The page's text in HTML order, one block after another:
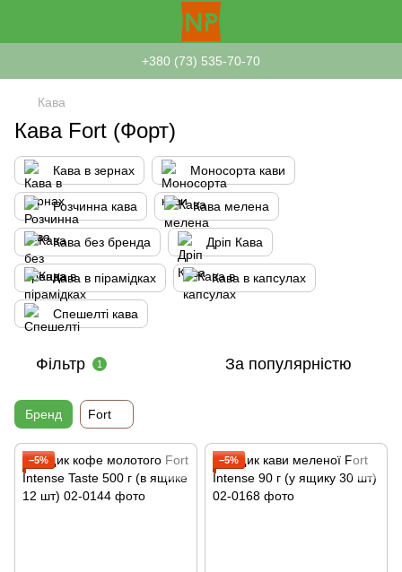
+380 (73) 535-70-70
Кава
Кава Fort (Форт)
Кава в зернах Моносорта кави
Розчинна кава Кава мелена
Кава без бренда Дріп Кава
Кава в пірамідках Кава в капсулах
Спешелті кава
Фільтр 1 За популярністю
Бренд Fort
−5% −5%